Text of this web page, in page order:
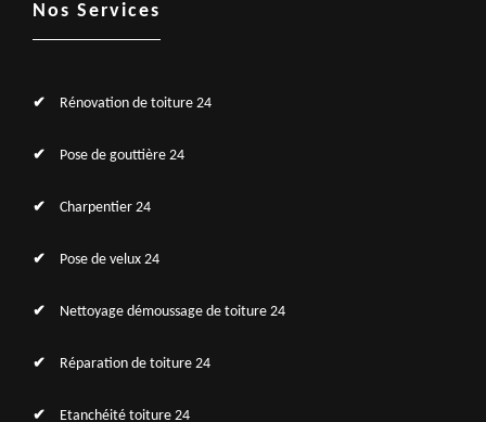
Nos Services
Rénovation de toiture 24
Pose de gouttière 24
Charpentier 24
Pose de velux 24
Nettoyage démoussage de toiture 24
Réparation de toiture 24
Etanchéité toiture 24